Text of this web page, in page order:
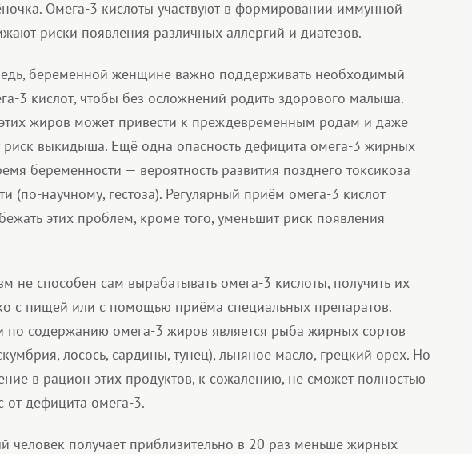
Омега-3 кислоты участвуют в формировании иммунной
риски появления различных аллергий и диатезов.
беременной женщине важно поддерживать необходимый
3 кислот, чтобы без осложнений родить здорового малыша.
жиров может привести к преждевременным родам и даже
риск выкидыша. Ещё одна опасность дефицита омега-3 жирных
беременности — вероятность развития позднего токсикоза
(по-научному, гестоза). Регулярный приём омега-3 кислот
этих проблем, кроме того, уменьшит риск появления
не способен сам вырабатывать омега-3 кислоты, получить их
с пищей или с помощью приёма специальных препаратов.
содержанию омега-3 жиров является рыба жирных сортов
лосось, сардины, тунец), льняное масло, грецкий орех. Но
в рацион этих продуктов, к сожалению, не сможет полностью
от дефицита омега-3.
человек получает приблизительно в 20 раз меньше жирных